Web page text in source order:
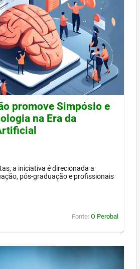
promove Simpósio e
na Era da
a iniciativa é direcionada a
pós-graduação e profissionais
Fonte: O Perobal